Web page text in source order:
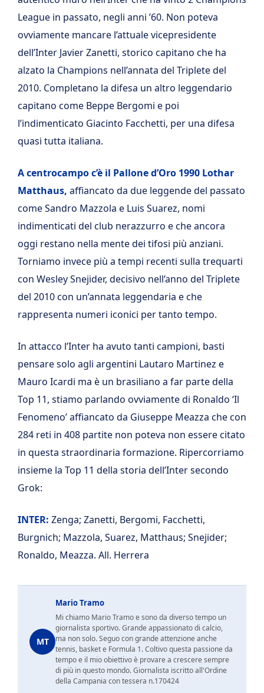
League in passato, negli anni ’60. Non poteva
ovviamente mancare l’attuale vicepresidente
dell’Inter Javier Zanetti, storico capitano che ha
alzato la Champions nell’annata del Triplete del
2010. Completano la difesa un altro leggendario
capitano come Beppe Bergomi e poi
l’indimenticato Giacinto Facchetti, per una difesa
quasi tutta italiana.
A centrocampo c’è il Pallone d’Oro 1990 Lothar
Matthaus, affiancato da due leggende del passato
come Sandro Mazzola e Luis Suarez, nomi
indimenticati del club nerazzurro e che ancora
oggi restano nella mente dei tifosi più anziani.
Torniamo invece più a tempi recenti sulla trequarti
con Wesley Snejider, decisivo nell’anno del Triplete
del 2010 con un’annata leggendaria e che
rappresenta numeri iconici per tanto tempo.
In attacco l’Inter ha avuto tanti campioni, basti
pensare solo agli argentini Lautaro Martinez e
Mauro Icardi ma è un brasiliano a far parte della
Top 11, stiamo parlando ovviamente di Ronaldo ‘Il
Fenomeno’ affiancato da Giuseppe Meazza che con
284 reti in 408 partite non poteva non essere citato
in questa straordinaria formazione. Ripercorriamo
insieme la Top 11 della storia dell’Inter secondo
Grok:
INTER: Zenga; Zanetti, Bergomi, Facchetti,
Burgnich; Mazzola, Suarez, Matthaus; Snejider;
Ronaldo, Meazza. All. Herrera
MT
Mario Tramo
Mi chiamo Mario Tramo e sono da diverso tempo un
giornalista sportivo. Grande appassionato di calcio,
ma non solo. Seguo con grande attenzione anche
tennis, basket e Formula 1. Coltivo questa passione da
tempo e il mio obiettivo è provare a crescere sempre
di più in questo mondo. Giornalista iscritto all'Ordine
della Campania con tessera n.170424